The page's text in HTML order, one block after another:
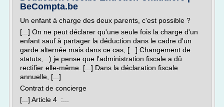
BeCompta.be
Un enfant à charge des deux parents, c'est possible ?
[...] On ne peut déclarer qu'une seule fois la charge d'un
enfant sauf à partager la déduction dans le cadre d'un
garde alternée mais dans ce cas, [...] Changement de
statuts,...) je pense que l'administration fiscale a dû
rectifier elle-même. [...] Dans la déclaration fiscale
annuelle, [...]
Contrat de concierge
[...] Article 4 :...